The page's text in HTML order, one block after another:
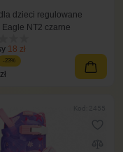
dzieci regulowane
Eagle NT2 czarne
18 zł
-23%
zł